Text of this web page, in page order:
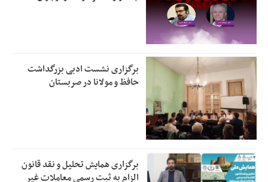
برگزاری نشست ادبی بزرگداشت
حافظ و مولانا در صربستان
برگزاری همایش تحلیل و نقد قانون
الزام به ثبت رسمی معاملات غیر